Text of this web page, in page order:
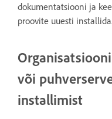
dokumentatsiooni ja
proovite uuesti installida.
või
installimist